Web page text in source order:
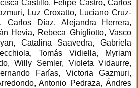
Castillo, Felipe Castro, Carlos
Luz Croxatto, Luciano Cruz-
Carlos Díaz, Alejandra Herrera,
Hevia, Rebeca Ghigliotto, Vasco
Catalina Saavedra, Gabriela
Tomás Vidiella, Myriam
Willy Semler, Violeta Vidaurre,
Farías, Victoria Gazmuri,
Antonio Pedraza, Ándres